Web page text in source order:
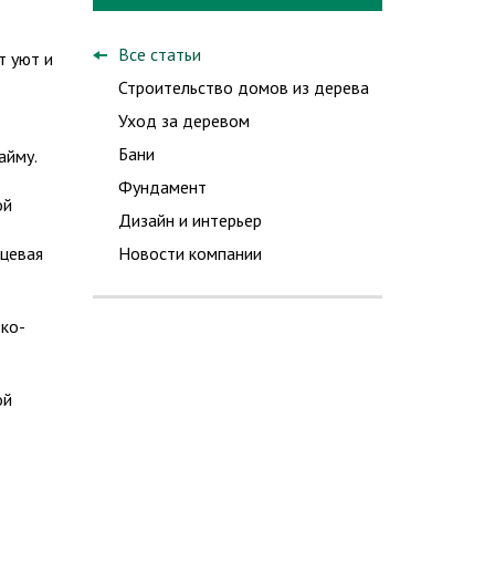
уют и
Все статьи
Строительство домов из дерева
Уход за деревом
Бани
Фундамент
Дизайн и интерьер
Новости компании